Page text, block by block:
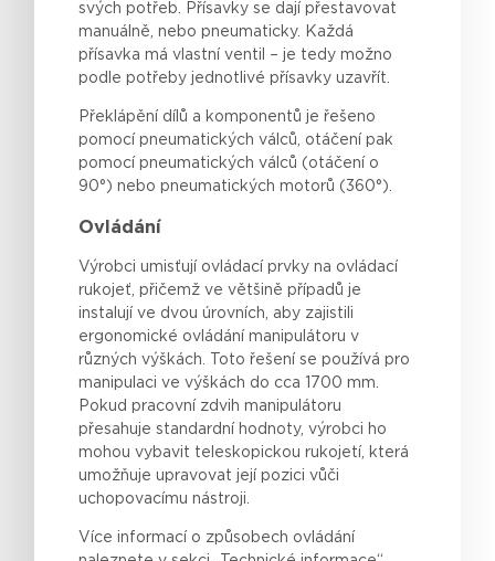
svých potřeb. Přísavky se dají přestavovat
manuálně, nebo pneumaticky. Každá
přísavka má vlastní ventil – je tedy možno
podle potřeby jednotlivé přísavky uzavřít.
Překlápění dílů a komponentů je řešeno
pomocí pneumatických válců, otáčení pak
pomocí pneumatických válců (otáčení o
90°) nebo pneumatických motorů (360°).
Ovládání
Výrobci umisťují ovládací prvky na ovládací
rukojeť,přičemž ve většině případů je
instalují ve dvou úrovních, aby zajistili
ergonomické ovládání manipulátoru v
různých výškách. Totořešení se používá pro
manipulaci ve výškách do cca 1700 mm.
Pokud pracovní zdvih manipulátoru
přesahuje standardní hodnoty,výrobci ho
mohou vybavit teleskopickourukojetí, která
umožňujeupravovat její pozici vůči
uchopovacímu nástroji.
Více informací o způsobech ovládání